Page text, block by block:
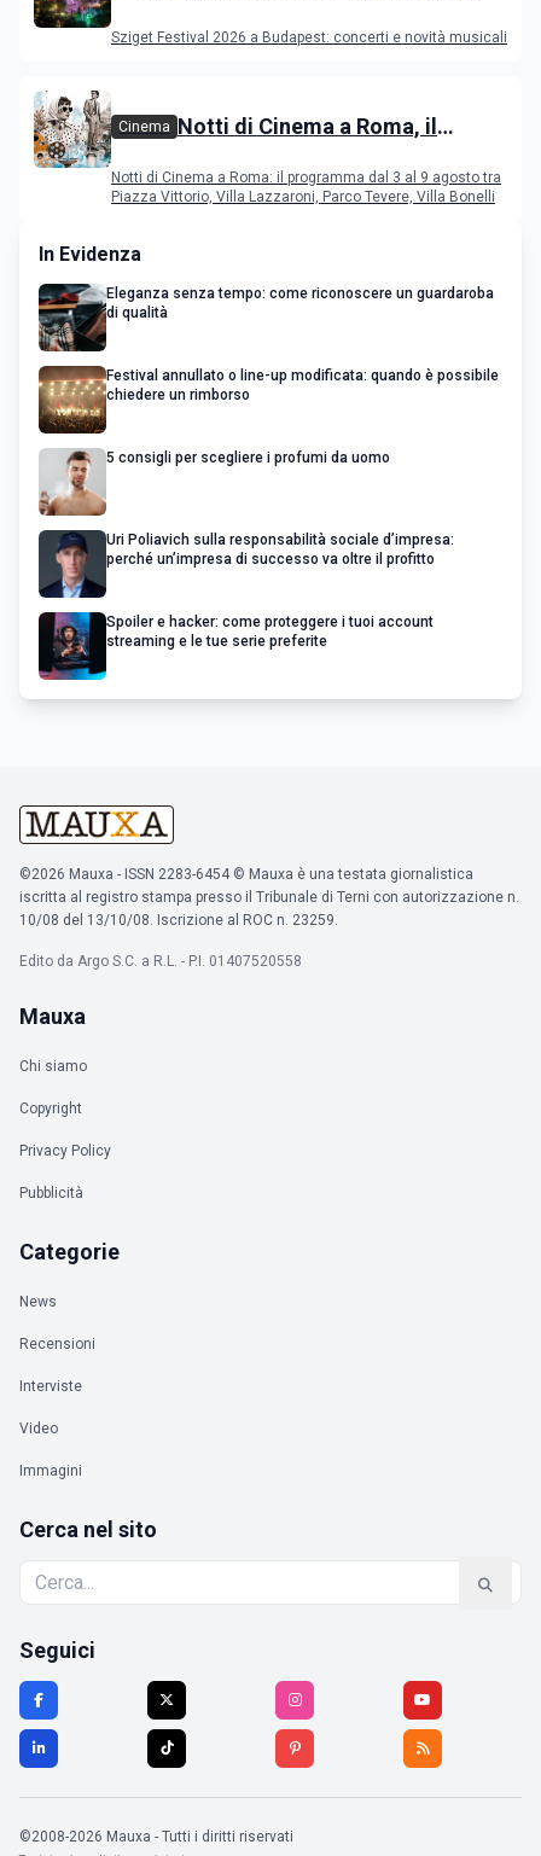
Sziget Festival 2026 a Budapest: concerti e novità musicali
Cinema Notti di Cinema a Roma, il
Notti di Cinema a Roma: il programma dal 3 al 9 agosto tra
Piazza Vittorio, Villa Lazzaroni, Parco Tevere, Villa Bonelli
In Evidenza
Eleganza senza tempo: come riconoscere un guardaroba
di qualità
Festival annullato o line-up modificata: quando è possibile
chiedere un rimborso
5 consigli per scegliere i profumi da uomo
Uri Poliavich sulla responsabilità sociale d’impresa:
perché un’impresa di successo va oltre il profitto
Spoiler e hacker: come proteggere i tuoi account
streaming e le tue serie preferite
©2026 Mauxa - ISSN 2283-6454 © Mauxa è una testata giornalistica
iscritta al registro stampa presso il Tribunale di Terni con autorizzazione n.
10/08 del 13/10/08. Iscrizione al ROC n. 23259.
Edito da Argo S.C. a R.L. - P.I. 01407520558
Mauxa
Chi siamo
Copyright
Privacy Policy
Pubblicità
Categorie
News
Recensioni
Interviste
Video
Immagini
Cerca nel sito
Seguici
©2008-2026 Mauxa - Tutti i diritti riservati